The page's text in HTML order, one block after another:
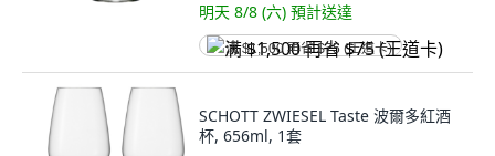
明天 8/8 (六) 預計送達
满 $1,500 再省 $75 (王道卡)
SCHOTT ZWIESEL Taste 波爾多紅酒
杯, 656ml, 1套